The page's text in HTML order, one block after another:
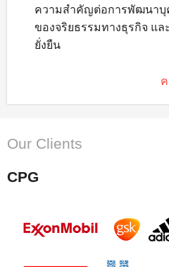
ความสำคัญต่อการพัฒนาบุ
ของจริยธรรมทางธุรกิจ แ
ยั่งยืน
Our Clients
CPG